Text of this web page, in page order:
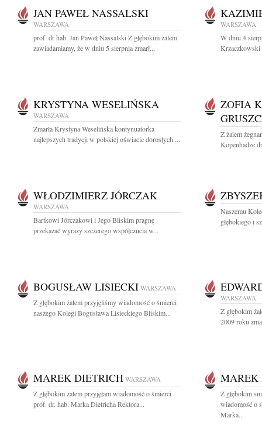
JAN PAWEŁ NASSALSKI
WARSZAWA
prof. dr hab. Jan Paweł Nassalski Z głębokim żalem
zawiadamiamy, że w dniu 5 sierpnia zmarł...
WARSZAWA
W dniu 4
Krzaczkowski
KRYSTYNA WESELIŃSKA
WARSZAWA
Zmarła Krystyna Weselińska kontynuatorka
najlepszych tradycji w polskiej oświacie dorosłych....
ZOFIA
Z żalem
Kopenhadze
WŁODZIMIERZ JÓRCZAK
WARSZAWA
Bartkowi Jórczakowi i Jego Bliskim pragnę
przekazać wyrazy szczerego współczucia w...
Naszemu
głębokiego i
BOGUSŁAW LISIECKI WARSZAWA
Z głębokim żalem przyjęliśmy wiadomość o śmierci
naszego Kolegi Bogusława Lisieckiego Bliskim...
WARSZAWA
Z głębokim
2009 roku
MAREK DIETRICH WARSZAWA
Z głębokim żalem przyjęłam wiadomość o śmierci
prof. dr. hab. Marka Dietricha Rektora...
MAREK
Z głębokim
wiadomość o
Marka...